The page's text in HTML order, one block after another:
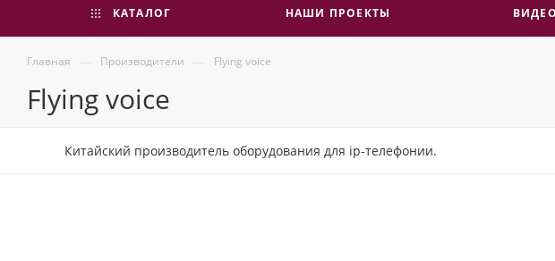
КАТАЛОГ НАШИ ПРОЕКТЫ
Главная — Производители — Flying voice
Flying voice
Китайский производитель оборудования для ip-телефонии.